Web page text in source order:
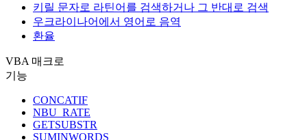
키릴 문자로 라틴어를 검색하거나 그 반대로 검색
우크라이나어에서 영어로 음역
환율
VBA 매크로
기능
CONCATIF
NBU_RATE
GETSUBSTR
SUMINWORDS